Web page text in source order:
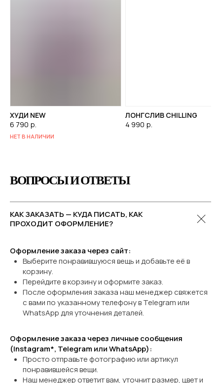
ХУДИ NEW
6 790 р.
НЕТ В НАЛИЧИИ
ЛОНГСЛИВ CHILLING
4 990 р.
ВОПРОСЫ И ОТВЕТЫ
КАК ЗАКАЗАТЬ — КУДА ПИСАТЬ, КАК
ПРОХОДИТ ОФОРМЛЕНИЕ?
Оформление заказа через сайт:
Выберите понравившуюся вещь и добавьте её в
корзину.
Перейдите в корзину и оформите заказ.
После оформления заказа наш менеджер свяжется
с вами по указанному телефону в Telegram или
WhatsAppдля уточнения деталей.
Оформление заказа через личные сообщения
(Instagram*, Telegram или WhatsApp):
Просто отправьте фотографию или артикул
понравившейся вещи.
Наш менеджер ответит вам, уточнит размер, цвет и